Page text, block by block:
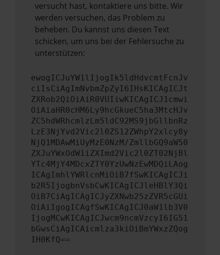
versucht hast, kontaktiere uns bitte. Wir
werden versuchen, das Problem zu
beheben. Du kannst uns diesen Text
schicken, um uns bei der Fehlersuche zu
unterstützen:
ewogICJuYW1lIjogIk5ldHdvcmtFcnJv
ciIsCiAgImNvbmZpZyI6IHsKICAgICJt
ZXRob2QiOiAiR0VUIiwKICAgICJ1cmwi
OiAiaHR0cHM6Ly9hcGkueC5ha3MtcHJv
ZC5hdWRhcmlzLm5ldC92MS9jbGllbnRz
LzE3NjYvd2Vic2l0ZS12ZWhpY2xlcy8y
NjQ1MDAwMiUyMzE0NzM/ZmllbGQ9aW50
ZXJuYWxOdW1iZXImd2Vic2l0ZT02NjBl
YTc4MjY4MDcxZTY0YzUwNzEwMDQiLAog
ICAgImhlYWRlcnMiOiB7fSwKICAgICJi
b2R5IjogbnVsbCwKICAgICJleHBlY3Qi
OiB7CiAgICAgICJyZXNwb25zZVR5cGUi
OiAiIgogICAgfSwKICAgICJ0aW1lb3V0
IjogMCwKICAgICJwcm9ncmVzcyI6IG51
bGwsCiAgICAicmlza3kiOiBmYWxzZQog
IH0KfQ==